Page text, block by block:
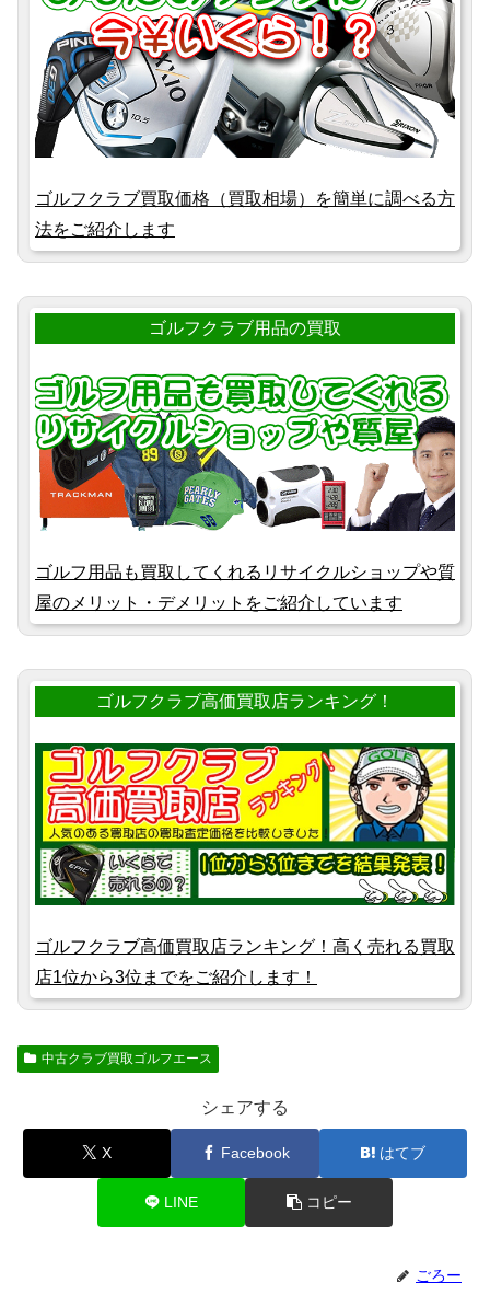
ゴルフクラブ買取価格（買取相場）を簡単に調べる方
法をご紹介します
ゴルフクラブ用品の買取
ゴルフ用品も買取してくれるリサイクルショップや質
屋のメリット・デメリットをご紹介しています
ゴルフクラブ高価買取店ランキング！
ゴルフクラブ高価買取店ランキング！高く売れる買取
店1位から3位までをご紹介します！
中古クラブ買取ゴルフエース
シェアする
X Facebook はてブ
LINE コピー
ごろー